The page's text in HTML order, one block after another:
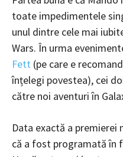
toate impedimentele
unul dintre cele mai
Wars. În urma
Fett (pe care e
înțelegi povestea), cei
către noi aventuri în
Data exactă a
că a fost programată în